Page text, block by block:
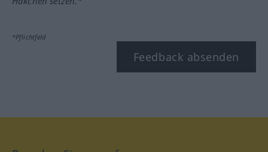
*Pflichtfeld
Feedback absenden